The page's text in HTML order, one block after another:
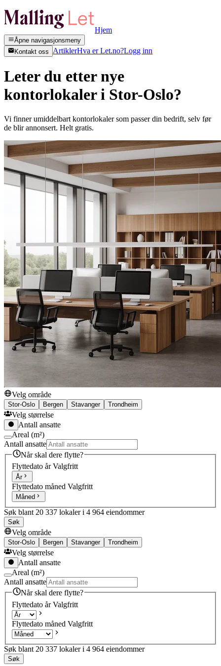
Hjem
Åpne navigasjonsmeny
Kontakt oss
ArtiklerHva er Let.no?Logg inn
Leter du etter nye
kontorlokaler i Stor-Oslo?
Vi finner umiddelbart kontorlokaler som passer din bedrift, selv før
de blir annonsert. Helt gratis.
Velg område
Stor-Oslo Bergen Stavanger Trondheim
Velg størrelse
Antall ansatte
Areal (m²)
Antall ansatte
Når skal dere flytte?
Flyttedato år Valgfritt
År
Flyttedato måned Valgfritt
Måned
Søk blant 20 337 lokaler i 4 964 eiendommer
Søk
Velg område
Stor-Oslo Bergen Stavanger Trondheim
Velg størrelse
Antall ansatte
Areal (m²)
Antall ansatte
Når skal dere flytte?
Flyttedato år Valgfritt
Flyttedato måned Valgfritt
Søk blant 20 337 lokaler i 4 964 eiendommer
Søk